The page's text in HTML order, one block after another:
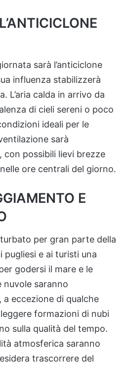
sarà l’anticiclone
influenza stabilizzerà
L’aria calda in arrivo da
di cieli sereni o poco
ideali per le
sarà
con possibili lievi brezze
ore centrali del giorno.
E
per gran parte della
pugliesi e ai turisti una
godersi il mare e le
nuvole saranno
eccezione di qualche
formazioni di nubi
sulla qualità del tempo.
atmosferica saranno
trascorrere del